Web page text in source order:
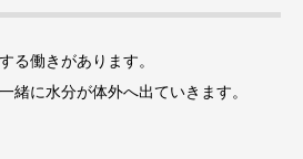
る働きがあります。
緒に水分が体外へ出ていきます。